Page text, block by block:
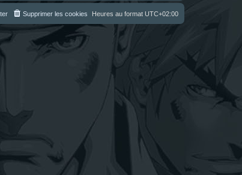
Heures au format UTC+02:00
Supprimer les cookies